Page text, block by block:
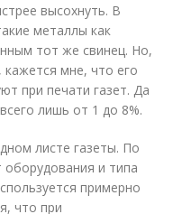
высохнуть. В
металлы как
тот же свинец. Но,
мне, что его
при печати газет. Да
лишь от 1 до 8%.
листе газеты. По
и типа
примерно
что при